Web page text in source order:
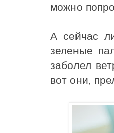
можно
А сейчас
зеленые
заболел
вот они,